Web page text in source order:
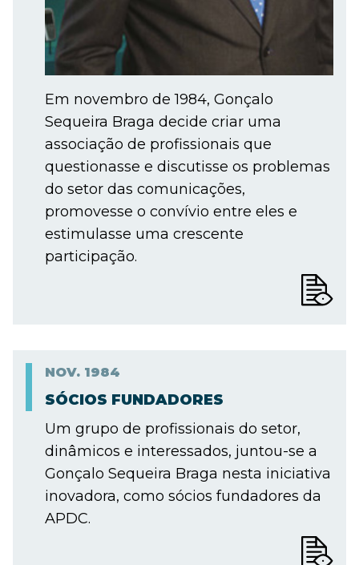
Em novembro de 1984, Gonçalo
Sequeira Braga decide criar uma
associação de profissionais que
questionasse e discutisse os problemas
do setor das comunicações,
promovesse o convívio entre eles e
estimulasse uma crescente
participação.
NOV. 1984
SÓCIOS FUNDADORES
Um grupo de profissionais do setor,
dinâmicos e interessados, juntou-se a
Gonçalo Sequeira Braga nesta iniciativa
inovadora, como sócios fundadores da
APDC.